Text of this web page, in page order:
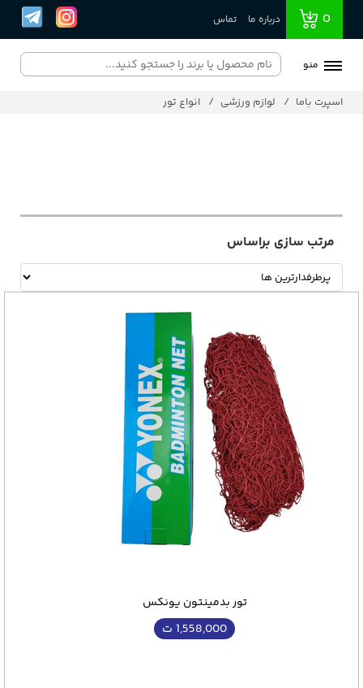
0 درباره ما تماس
منو
اسپرت باما لوازم ورزشی انواع تور
مرتب سازی براساس
تور بدمینتون یونکس
1,558,000 ت